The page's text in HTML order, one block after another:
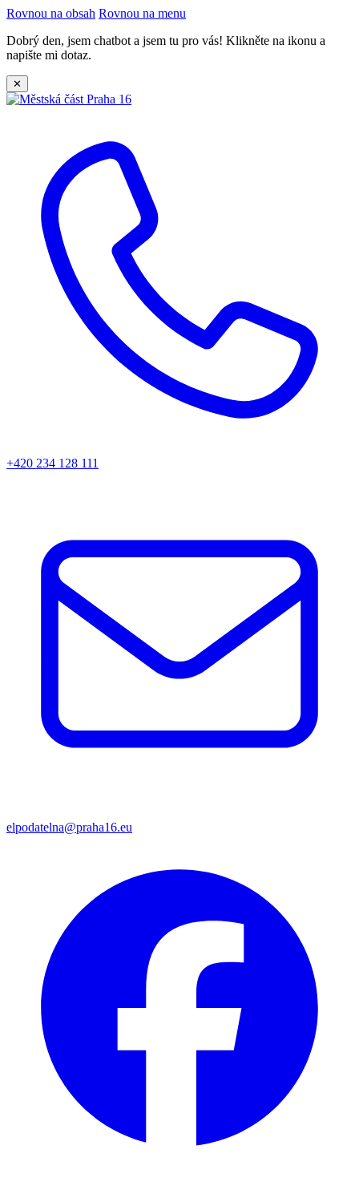
Rovnou na obsah Rovnou na menu
Dobrý den, jsem chatbot a jsem tu pro vás! Klikněte na ikonu a
napište mi dotaz.
✕
+420 234 128 111
elpodatelna@praha16.eu